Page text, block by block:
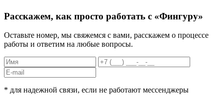
Расскажем, как просто работать с «Фингуру»
Оставьте номер, мы свяжемся с вами, расскажем о процессе
работы и ответим на любые вопросы.
* для надежной связи, если не работают мессенджеры